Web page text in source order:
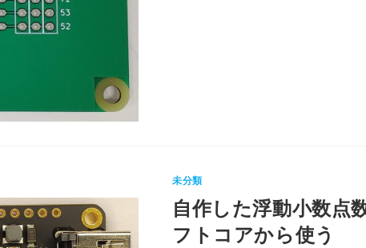
未分類
自作した浮動小数点
フトコアから使う